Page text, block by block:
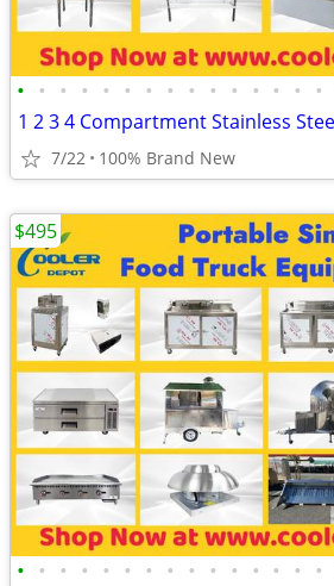
• • • • • • • • • • • • • • •
7/22 100% Brand New
• • • • • • • • • • • • • • •
$495